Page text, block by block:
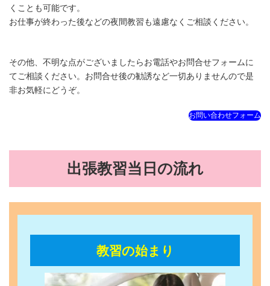
くことも可能です。
お仕事が終わった後などの夜間教習も遠慮なくご相談ください。
その他、不明な点がございましたらお電話やお問合せフォームに
てご相談ください。お問合せ後の勧誘など一切ありませんので是
非お気軽にどうぞ。
お問い合わせフォーム
出張教習当日の流れ
教習の始まり